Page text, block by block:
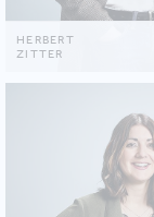
HERBERT
ZITTER